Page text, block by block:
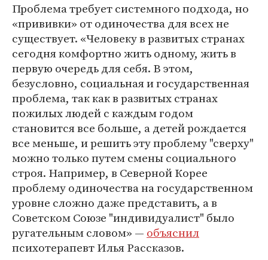
Проблема требует системного подхода, но
«прививки» от одиночества для всех не
существует. «Человеку в развитых странах
сегодня комфортно жить одному, жить в
первую очередь для себя. В этом,
безусловно, социальная и государственная
проблема, так как в развитых странах
пожилых людей с каждым годом
становится все больше, а детей рождается
все меньше, и решить эту проблему "сверху"
можно только путем смены социального
строя. Например, в Северной Корее
проблему одиночества на государственном
уровне сложно даже представить, а в
Советском Союзе "индивидуалист" было
ругательным словом» — объяснил
психотерапевт Илья Рассказов.